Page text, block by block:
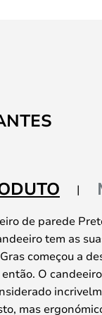
de parede
tem as
começou a
O
mas